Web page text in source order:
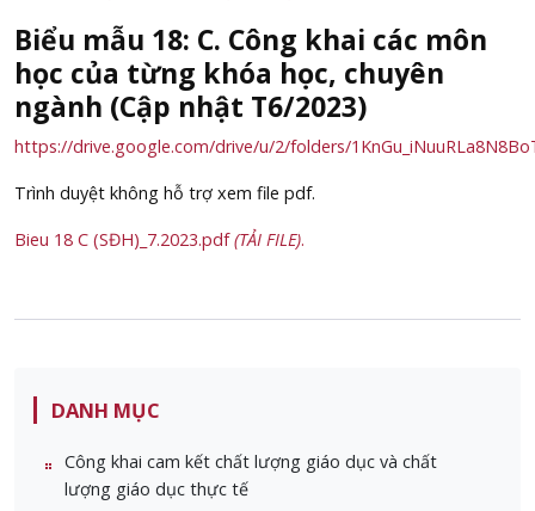
Biểu mẫu 18: C. Công khai các môn
học của từng khóa học, chuyên
ngành (Cập nhật T6/2023)
https://drive.google.com/drive/u/2/folders/
Trình duyệt không hỗ trợ xem file pdf.
Bieu 18 C (SĐH)_7.2023.pdf(TẢI FILE).
DANH MỤC
Công khai cam kết chất lượng giáo dục và chất
lượng giáo dục thực tế